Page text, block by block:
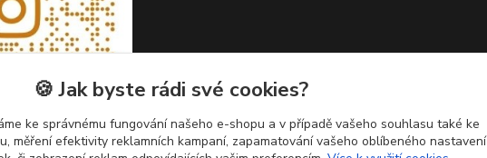
🍪 Jak byste rádi své cookies?
ke správnému fungování našeho e-shopu a v případě vašeho souhlasu také ke
měření efektivity reklamních kampaní, zapamatování vašeho oblíbeného nastavení